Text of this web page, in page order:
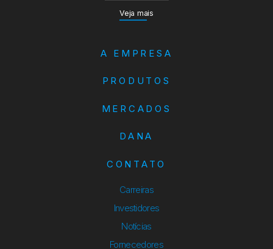
Veja mais
A EMPRESA
PRODUTOS
MERCADOS
DANA
CONTATO
Carreiras
Investidores
Notícias
Fornecedores